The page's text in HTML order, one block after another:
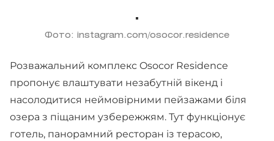
Фото: instagram.com/osocor.residence
Розважальний комплекс Osocor Residence
пропонує влаштувати незабутній вікенд і
насолодитися неймовірними пейзажами біля
озера з піщаним узбережжям. Тут функціонує
готель, панорамний ресторан із терасою,